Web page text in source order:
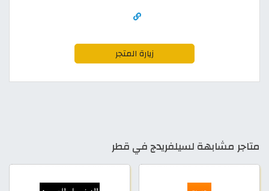
زيارة المتجر
متاجر مشابهة لسيلفريدج في قطر